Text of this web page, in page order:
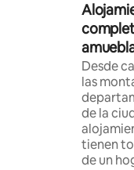
Desde
las
de la
tienen
de un